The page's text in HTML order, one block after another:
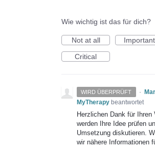
Wie wichtig ist das für dich?
Not at all
Important
Critical
WIRD ÜBERPRÜFT ·
MyTherapy beantwortet
Herzlichen Dank für Ihren
werden Ihre Idee prüfen
Umsetzung diskutieren.
wir nähere Informationen